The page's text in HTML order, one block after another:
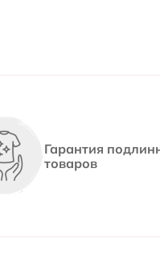
Гарантия
товаров